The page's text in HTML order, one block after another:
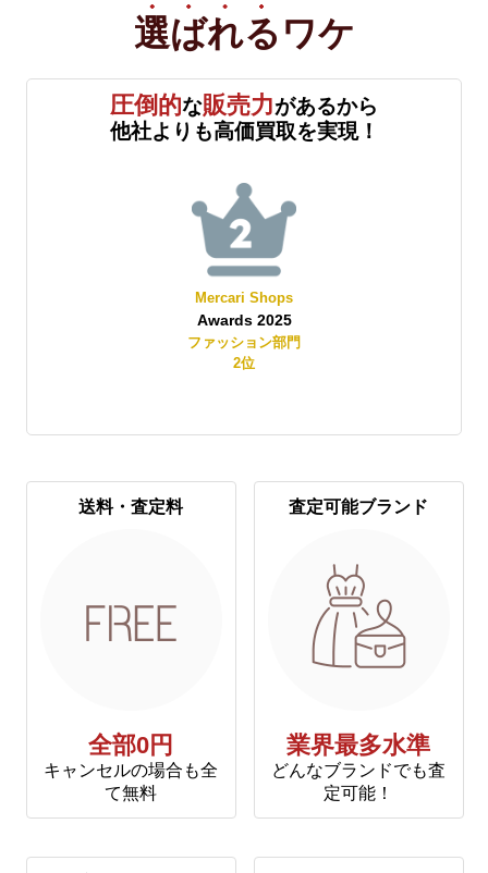
選ばれる ワケ
圧倒的な販売力があるから
他社よりも高価買取を実現！
Mercari Shops
Awards 2025
ファッション部門
2位
送料・査定料
全部0円
キャンセルの場合も全
て無料
査定可能ブランド
業界最多水準
どんなブランドでも査
定可能！